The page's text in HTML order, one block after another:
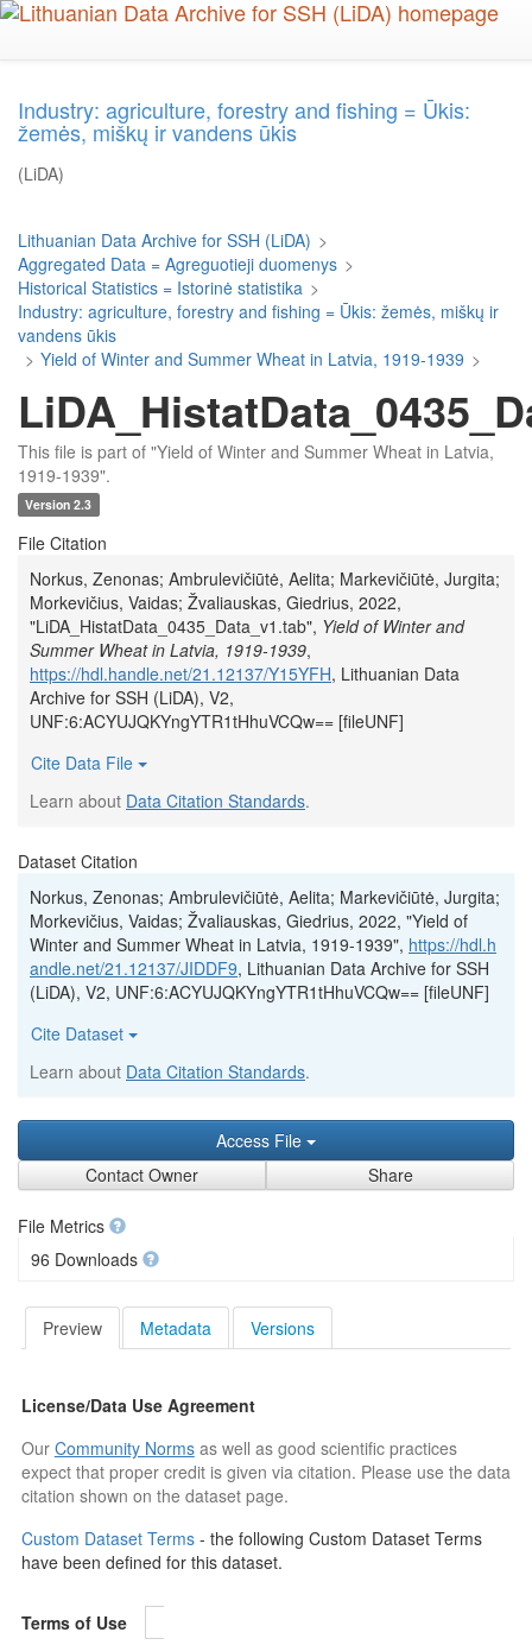
Skip
Industry: agriculture, forestry and fishing = Ūkis:
žemės, miškų ir vandens ūkis
(LiDA)
Lithuanian Data Archive for SSH (LiDA) >
Aggregated Data = Agreguotieji duomenys >
Historical Statistics = Istorinė statistika >
Industry: agriculture, forestry and fishing = Ūkis: žemės, miškų ir
vandens ūkis
> Yield of Winter and Summer Wheat in Latvia, 1919-1939 >
This file is part of "Yield of Winter and Summer Wheat in Latvia,
1919-1939".
Version 2.3
File Citation
Norkus, Zenonas; Ambrulevičiūtė, Aelita; Markevičiūtė, Jurgita;
Morkevičius, Vaidas; Žvaliauskas, Giedrius, 2022,
"LiDA_HistatData_0435_Data_v1.tab", Yield of Winter and
Summer Wheat in Latvia, 1919-1939,
https://hdl.handle.net/21.12137/Y15YFH, Lithuanian Data
Archive for SSH (LiDA), V2,
UNF:6:ACYUJQKYngYTR1tHhuVCQw== [fileUNF]
Cite Data File
Learn about Data Citation Standards.
Dataset Citation
Norkus, Zenonas; Ambrulevičiūtė, Aelita; Markevičiūtė, Jurgita;
Morkevičius, Vaidas; Žvaliauskas, Giedrius, 2022, "Yield of
Winter and Summer Wheat in Latvia, 1919-1939", https://hdl.h
andle.net/21.12137/JIDDF9, Lithuanian Data Archive for SSH
(LiDA), V2, UNF:6:ACYUJQKYngYTR1tHhuVCQw== [fileUNF]
Cite Dataset
Learn about Data Citation Standards.
Access File
Contact Owner
Share
File Metrics
96 Downloads
Preview Metadata Versions
License/Data Use Agreement
Our Community Normsas well as good scientific practices
expect that proper credit is given via citation. Please use the data
citation shown on the dataset page.
Custom Dataset Terms - the following Custom Dataset Terms
have been defined for this dataset.
Terms of Use